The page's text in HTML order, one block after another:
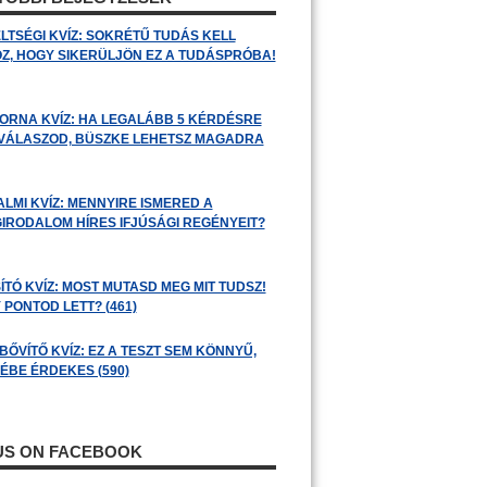
KVÍZ: SOKRÉTŰ TUDÁS KELL
HOGY SIKERÜLJÖN EZ A TUDÁSPRÓBA!
KVÍZ: HA LEGALÁBB 5 KÉRDÉSRE
BÜSZKE LEHETSZ MAGADRA
KVÍZ: MENNYIRE ISMERED A
HÍRES IFJÚSÁGI REGÉNYEIT?
KVÍZ: MOST MUTASD MEG MIT TUDSZ!
PONTOD LETT? (461)
KVÍZ: EZ A TESZT SEM KÖNNYŰ,
ÉRDEKES (590)
ON FACEBOOK